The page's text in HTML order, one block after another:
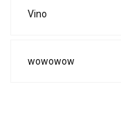
Vino
wowowow